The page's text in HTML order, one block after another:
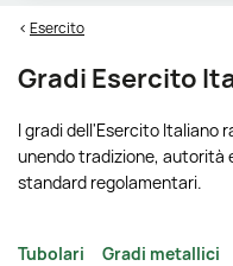
Esercito
Gradi Esercito
I gradi dell'Esercito Italiano
unendo tradizione, autorità
standard regolamentari.
Tubolari Gradi metallici